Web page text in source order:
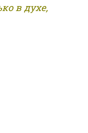
в духе,